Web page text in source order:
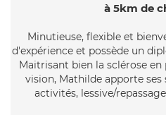
à 5km de
Minutieuse, flexible et
d'expérience et possède un
Maitrisant bien la sclérose
vision, Mathilde apporte ses
activités, lessive/